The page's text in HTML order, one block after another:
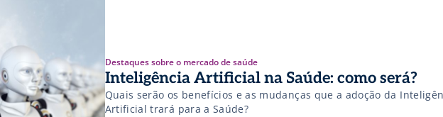
Destaques sobre o mercado de saúde
Inteligência Artificial na Saúde: como será?
Quais serão os benefícios e as mudanças que a adoção da
Artificial trará para a Saúde?